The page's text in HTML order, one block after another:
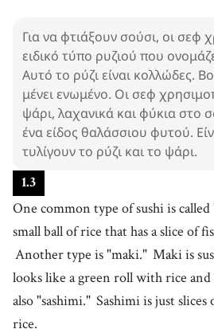
13.wrap [v]/ræp/
τυλίγω
14.nigiri ] nɪdʒˈiəɹi
νιγκίρι
15.maki[n]/ˈmɑki/
μάκι
16.sashimi
σασίμι
17.chopsticks[n] /tʃˈɑːpstɪks /
ξυλάκια
18.soy sauce[n]/sˈɔɪ sˈɔːs /
σάλτσα σόγιας
19.wasabi
Για να φτιάξουν σούσι, οι σεφ
ειδικό τύπο ρυζιού που
Αυτό το ρύζι είναι κολλώδες.
μένει ενωμένο. Οι σεφ
ψάρι, λαχανικά και φύκια στο
ένα είδος θαλάσσιου φυτού.
τυλίγουν το ρύζι και το ψάρι.
1.3
One common type of sushi is
small ball of rice that has a slice of
Another type is "maki." Maki is
looks like a green roll with rice and
also "sashimi." Sashimi is just
rice.